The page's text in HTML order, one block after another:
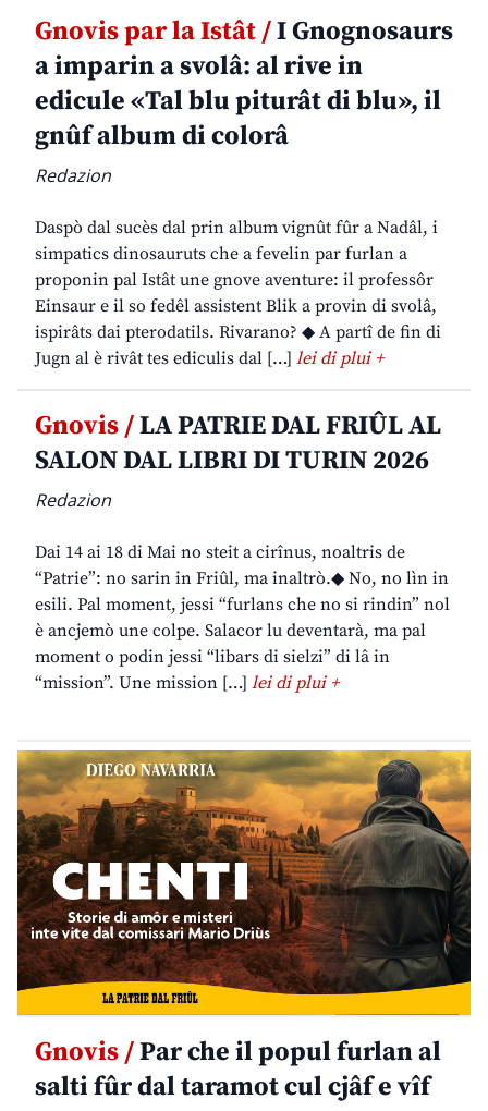
Gnovis par la Istât /I Gnognosaurs
a imparin a svolâ: al rive in
edicule «Tal blu piturât di blu», il
gnûf album di colorâ
Redazion
Daspò dal sucès dal prin album vignût fûr a Nadâl, i
simpatics dinosauruts che a fevelin par furlan a
proponin pal Istât une gnove aventure: il professôr
Einsaur e il so fedêl assistent Blik a provin di svolâ,
ispirâts dai pterodatils. Rivarano? ◆ A partî de fin di
Jugn al è rivât tes ediculis dal […] lei di plui +
Gnovis /LA PATRIE DAL FRIÛL AL
SALON DAL LIBRI DI TURIN 2026
Redazion
Dai 14 ai 18 di Mai no steit a cirînus, noaltris de
“Patrie”: no sarin in Friûl, ma inaltrò.◆ No, no lìn in
esili. Pal moment, jessi “furlans che no si rindin” nol
è ancjemò une colpe. Salacor lu deventarà, ma pal
moment o podin jessi “libars di sielzi” di lâ in
“mission”. Une mission […] lei di plui +
Gnovis /Par che il popul furlan al
salti fûr dal taramot cul cjâf e vîf